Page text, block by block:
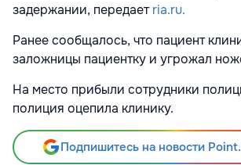
задержании, передаетria.ru.
Ранее сообщалось, что пациент
заложницы пациентку и угрожал
На место прибыли сотрудники
полиция оцепила клинику.
Подпишитесь на новости